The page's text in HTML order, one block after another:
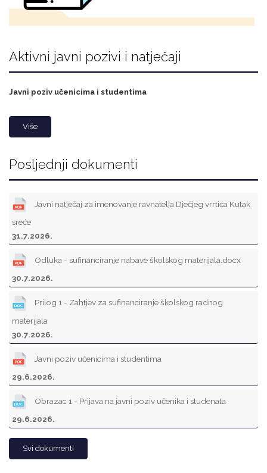
Aktivni javni pozivi i natječaji
Javni poziv učenicima i studentima
Više
Posljednji dokumenti
Javni natječaj za imenovanje ravnatelja Dječjeg vrrtića Kutak
sreće
31.7.2026.
Odluka - sufinanciranje nabave školskog materijala.docx
30.7.2026.
Prilog 1 - Zahtjev za sufinanciranje školskog radnog
materijala
30.7.2026.
Javni poziv učenicima i studentima
29.6.2026.
Obrazac 1 - Prijava na javni poziv učenika i studenata
29.6.2026.
Svi dokumenti